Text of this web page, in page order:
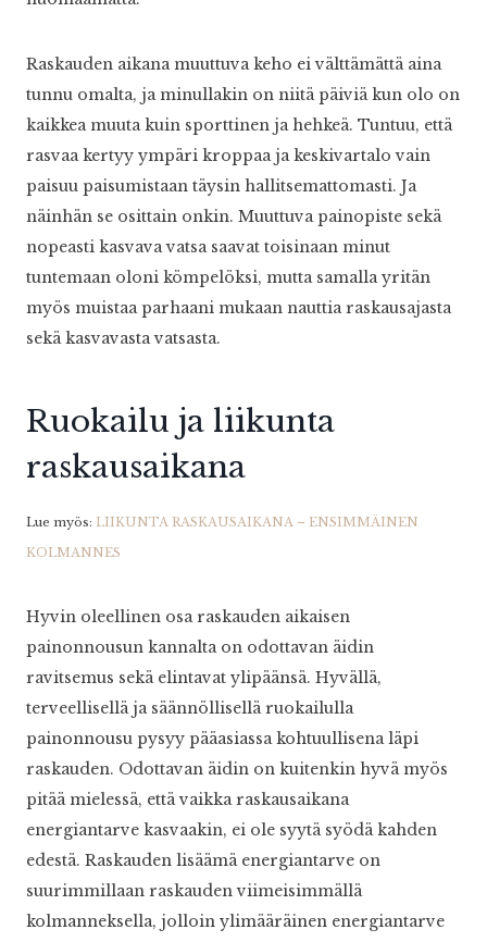
Raskauden aikana muuttuva keho ei välttämättä aina
tunnu omalta, ja minullakin on niitä päiviä kun olo on
kaikkea muuta kuin sporttinen ja hehkeä. Tuntuu, että
rasvaa kertyy ympäri kroppaa ja keskivartalo vain
paisuu paisumistaan täysin hallitsemattomasti. Ja
näinhän se osittain onkin. Muuttuva painopiste sekä
nopeasti kasvava vatsa saavat toisinaan minut
tuntemaan oloni kömpelöksi, mutta samalla yritän
myös muistaa parhaani mukaan nauttia raskausajasta
sekä kasvavasta vatsasta.
Ruokailu ja liikunta
raskausaikana
Lue myös: LIIKUNTA RASKAUSAIKANA – ENSIMMÄINEN
KOLMANNES
Hyvin oleellinen osa raskauden aikaisen
painonnousun kannalta on odottavan äidin
ravitsemus sekä elintavat ylipäänsä. Hyvällä,
terveellisellä ja säännöllisellä ruokailulla
painonnousu pysyy pääasiassa kohtuullisena läpi
raskauden. Odottavan äidin on kuitenkin hyvä myös
pitää mielessä, että vaikka raskausaikana
energiantarve kasvaakin, ei ole syytä syödä kahden
edestä. Raskauden lisäämä energiantarve on
suurimmillaan raskauden viimeisimmällä
kolmanneksella, jolloin ylimääräinen energiantarve